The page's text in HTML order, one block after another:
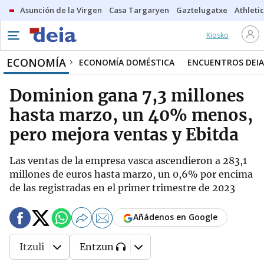
Asunción de la Virgen Casa Targaryen Gaztelugatxe Athletic
Kiosko
ECONOMÍA ECONOMÍA DOMÉSTICA ENCUENTROS DEIA
Dominion gana 7,3 millones
hasta marzo, un 40% menos,
pero mejora ventas y Ebitda
Las ventas de la empresa vasca ascendieron a 283,1
millones de euros hasta marzo, un 0,6% por encima
de las registradas en el primer trimestre de 2023
Añádenos en Google
Itzuli Entzun